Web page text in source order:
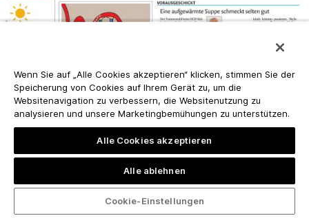
Wenn Sie auf „Alle Cookies akzeptieren“ klicken, stimmen Sie der
Speicherung von Cookies auf Ihrem Gerät zu, um die
Websitenavigation zu verbessern, die Websitenutzung zu
analysieren und unsere Marketingbemühungen zu unterstützen.
Alle Cookies akzeptieren
Alle ablehnen
Cookie-Einstellungen